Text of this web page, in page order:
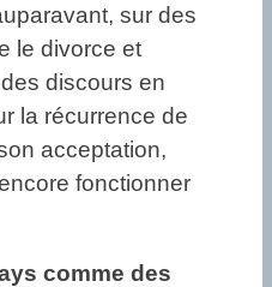
sur des
le divorce et
discours en
la récurrence de
acceptation,
fonctionner
comme des